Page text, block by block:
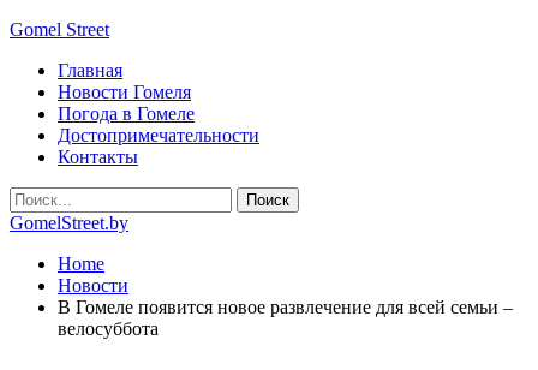
Gomel Street
Главная
Новости Гомеля
Погода в Гомеле
Достопримечательности
Контакты
GomelStreet.by
Home
Новости
В Гомеле появится новое развлечение для всей семьи –
велосуббота